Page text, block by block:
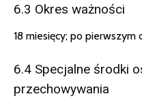
6.3 Okres ważności
18 miesięcy; po pierwszym
6.4 Specjalne środki
przechowywania